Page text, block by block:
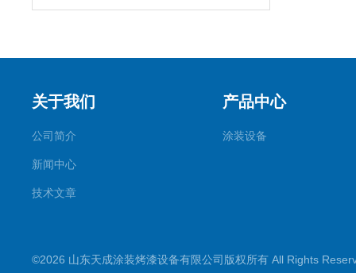
关于我们
公司简介
新闻中心
技术文章
产品中心
涂装设备
©2026 山东天成涂装烤漆设备有限公司版权所有 All Rights